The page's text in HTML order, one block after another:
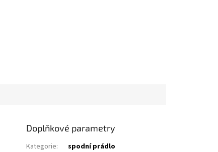
Doplňkové parametry
Kategorie:
spodní prádlo